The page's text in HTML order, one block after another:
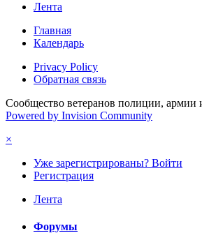
Лента
Главная
Календарь
Privacy Policy
Обратная связь
Сообщество ветеранов полиции, армии
Powered by Invision Community
×
Уже зарегистрированы? Войти
Регистрация
Лента
Форумы